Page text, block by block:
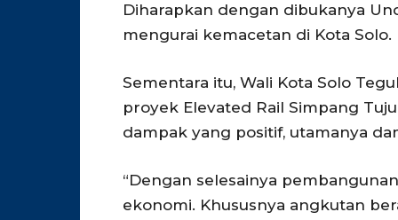
Diharapkan dengan dibukanya
mengurai kemacetan di Kota Solo.
Sementara itu, Wali Kota Solo
proyek Elevated Rail Simpang
dampak yang positif, utamanya
“Dengan selesainya
ekonomi. Khususnya angkutan